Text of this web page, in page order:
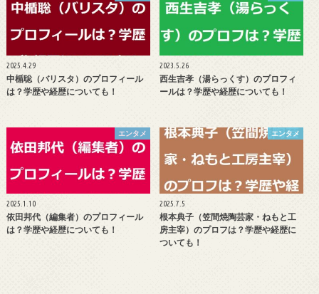
2025.4.29
中楯聡（バリスタ）のプロフィール
は？学歴や経歴についても！
2023.5.26
西生吉孝（湯らっくす）のプロフィ
ールは？学歴や経歴についても！
エンタメ
2025.1.10
依田邦代（編集者）のプロフィール
は？学歴や経歴についても！
エンタメ
2025.7.5
根本典子（笠間焼陶芸家・ねもと工
房主宰）のプロフは？学歴や経歴に
ついても！